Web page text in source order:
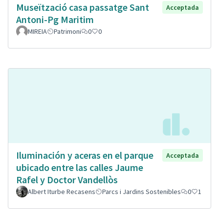
Museïtzació casa passatge Sant
Antoni-Pg Maritim
Acceptada
MIREIA Patrimoni 0 0
Iluminación y aceras en el parque
ubicado entre las calles Jaume
Rafel y Doctor Vandellòs
Acceptada
Albert Iturbe Recasens Parcs i Jardins Sostenibles 0 1